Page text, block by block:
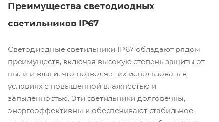
Преимущества светодиодных
светильников IP67
Светодиодные светильники IP67 обладают рядом
преимуществ, включая высокую степень защиты от
пыли и влаги, что позволяет их использовать в
условиях с повышенной влажностью и
запыленностью. Эти светильники долговечны,
энергоэффективны и обеспечивают стабильное